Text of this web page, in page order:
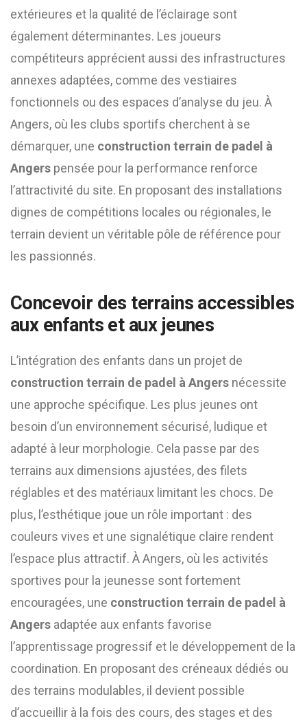
extérieures et la qualité de l’éclairage sont
également déterminantes. Les joueurs
compétiteurs apprécient aussi des infrastructures
annexes adaptées, comme des vestiaires
fonctionnels ou des espaces d’analyse du jeu. À
Angers, où les clubs sportifs cherchent à se
démarquer, une construction terrain de padel à
Angers pensée pour la performance renforce
l’attractivité du site. En proposant des installations
dignes de compétitions locales ou régionales, le
terrain devient un véritable pôle de référence pour
les passionnés.
Concevoir des terrains accessibles
aux enfants et aux jeunes
L’intégration des enfants dans un projet de
construction terrain de padel à Angers nécessite
une approche spécifique. Les plus jeunes ont
besoin d’un environnement sécurisé, ludique et
adapté à leur morphologie. Cela passe par des
terrains aux dimensions ajustées, des filets
réglables et des matériaux limitant les chocs. De
plus, l’esthétique joue un rôle important : des
couleurs vives et une signalétique claire rendent
l’espace plus attractif. À Angers, où les activités
sportives pour la jeunesse sont fortement
encouragées, une construction terrain de padel à
Angers adaptée aux enfants favorise
l’apprentissage progressif et le développement de la
coordination. En proposant des créneaux dédiés ou
des terrains modulables, il devient possible
d’accueillir à la fois des cours, des stages et des